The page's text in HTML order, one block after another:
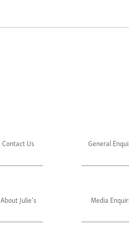
Contact Us
About Julie's
General
Media